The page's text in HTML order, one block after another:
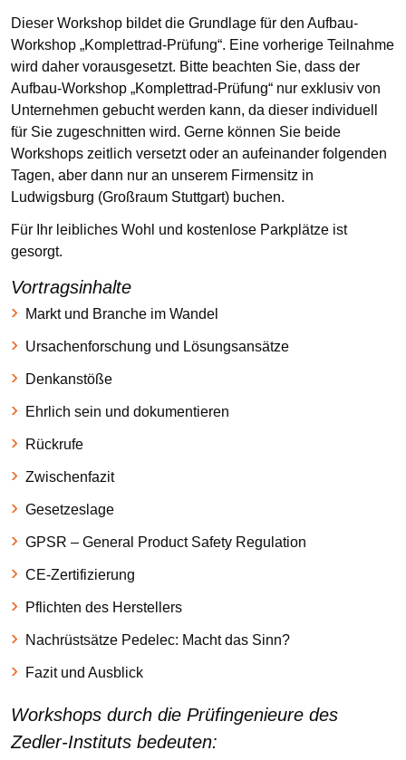
Dieser Workshop bildet die Grundlage für den Aufbau-
Workshop „Komplettrad-Prüfung“. Eine vorherige Teilnahme
wird daher vorausgesetzt. Bitte beachten Sie, dass der
Aufbau-Workshop „Komplettrad-Prüfung“ nur exklusiv von
Unternehmen gebucht werden kann, da dieser individuell
für Sie zugeschnitten wird. Gerne können Sie beide
Workshops zeitlich versetzt oder an aufeinander folgenden
Tagen, aber dann nur an unserem Firmensitz in
Ludwigsburg (Großraum Stuttgart) buchen.
Für Ihr leibliches Wohl und kostenlose Parkplätze ist
gesorgt.
Vortragsinhalte
Markt und Branche im Wandel
Ursachenforschung und Lösungsansätze
Denkanstöße
Ehrlich sein und dokumentieren
Rückrufe
Zwischenfazit
Gesetzeslage
GPSR – General Product Safety Regulation
CE-Zertifizierung
Pflichten des Herstellers
Nachrüstsätze Pedelec: Macht das Sinn?
Fazit und Ausblick
Workshops durch die Prüfingenieure des
Zedler-Instituts bedeuten: